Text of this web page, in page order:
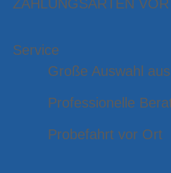
ZAHLUNGSARTEN
Service
Große Auswahl
Professionelle
Probefahrt vor Ort